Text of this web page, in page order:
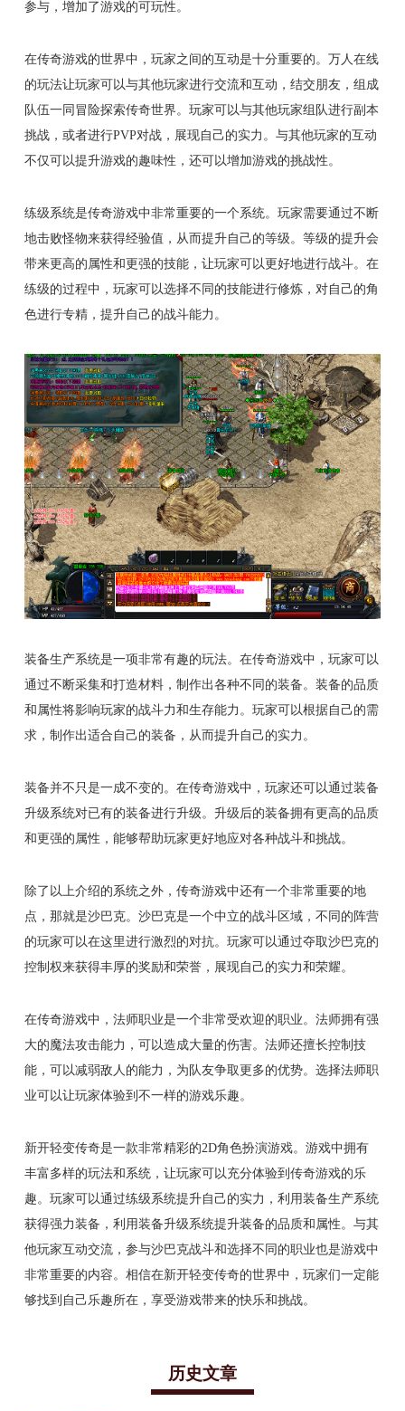
参与，增加了游戏的可玩性。
在传奇游戏的世界中，玩家之间的互动是十分重要的。万人在线
的玩法让玩家可以与其他玩家进行交流和互动，结交朋友，组成
队伍一同冒险探索传奇世界。玩家可以与其他玩家组队进行副本
挑战，或者进行PVP对战，展现自己的实力。与其他玩家的互动
不仅可以提升游戏的趣味性，还可以增加游戏的挑战性。
练级系统是传奇游戏中非常重要的一个系统。玩家需要通过不断
地击败怪物来获得经验值，从而提升自己的等级。等级的提升会
带来更高的属性和更强的技能，让玩家可以更好地进行战斗。在
练级的过程中，玩家可以选择不同的技能进行修炼，对自己的角
色进行专精，提升自己的战斗能力。
装备生产系统是一项非常有趣的玩法。在传奇游戏中，玩家可以
通过不断采集和打造材料，制作出各种不同的装备。装备的品质
和属性将影响玩家的战斗力和生存能力。玩家可以根据自己的需
求，制作出适合自己的装备，从而提升自己的实力。
装备并不只是一成不变的。在传奇游戏中，玩家还可以通过装备
升级系统对已有的装备进行升级。升级后的装备拥有更高的品质
和更强的属性，能够帮助玩家更好地应对各种战斗和挑战。
除了以上介绍的系统之外，传奇游戏中还有一个非常重要的地
点，那就是沙巴克。沙巴克是一个中立的战斗区域，不同的阵营
的玩家可以在这里进行激烈的对抗。玩家可以通过夺取沙巴克的
控制权来获得丰厚的奖励和荣誉，展现自己的实力和荣耀。
在传奇游戏中，法师职业是一个非常受欢迎的职业。法师拥有强
大的魔法攻击能力，可以造成大量的伤害。法师还擅长控制技
能，可以减弱敌人的能力，为队友争取更多的优势。选择法师职
业可以让玩家体验到不一样的游戏乐趣。
新开轻变传奇是一款非常精彩的2D角色扮演游戏。游戏中拥有
丰富多样的玩法和系统，让玩家可以充分体验到传奇游戏的乐
趣。玩家可以通过练级系统提升自己的实力，利用装备生产系统
获得强力装备，利用装备升级系统提升装备的品质和属性。与其
他玩家互动交流，参与沙巴克战斗和选择不同的职业也是游戏中
非常重要的内容。相信在新开轻变传奇的世界中，玩家们一定能
够找到自己乐趣所在，享受游戏带来的快乐和挑战。
历史文章